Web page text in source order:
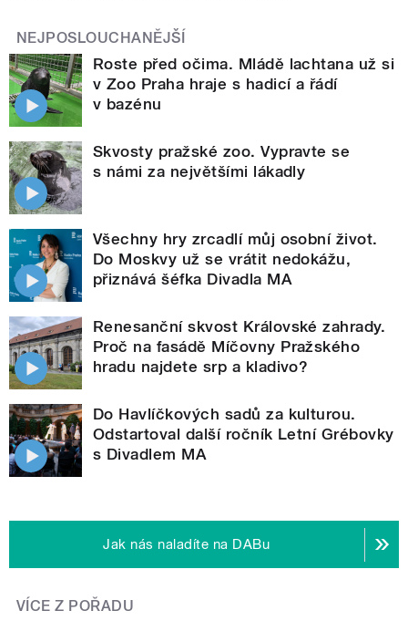
NEJPOSLOUCHANĚJŠÍ
Roste před očima. Mládě lachtana už si
v Zoo Praha hraje s hadicí a řádí
v bazénu
Skvosty pražské zoo. Vypravte se
s námi za největšími lákadly
Všechny hry zrcadlí můj osobní život.
Do Moskvy už se vrátit nedokážu,
přiznává šéfka Divadla MA
Renesanční skvost Královské zahrady.
Proč na fasádě Míčovny Pražského
hradu najdete srp a kladivo?
Do Havlíčkových sadů za kulturou.
Odstartoval další ročník Letní Grébovky
s Divadlem MA
Jak nás naladíte na DABu
VÍCE Z POŘADU